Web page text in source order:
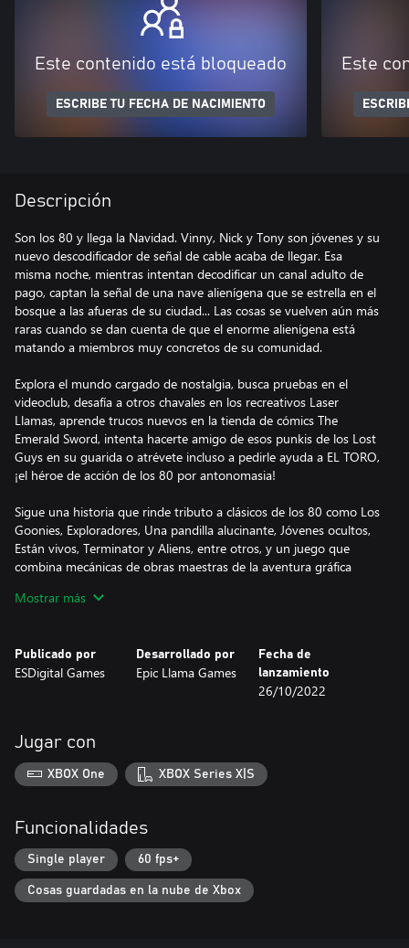
Este contenido está bloqueado
ESCRIBE TU FECHA DE NACIMIENTO
Este
Descripción
Son los 80 y llega la Navidad. Vinny, Nick y Tony son jóvenes y su
nuevo descodificador de señal de cable acaba de llegar. Esa
misma noche, mientras intentan decodificar un canal adulto de
pago, captan la señal de una nave alienígena que se estrella en el
bosque a las afueras de su ciudad... Las cosas se vuelven aún más
raras cuando se dan cuenta de que el enorme alienígena está
matando a miembros muy concretos de su comunidad.
Explora el mundo cargado de nostalgia, busca pruebas en el
videoclub, desafía a otros chavales en los recreativos Laser
Llamas, aprende trucos nuevos en la tienda de cómics The
Emerald Sword, intenta hacerte amigo de esos punkis de los Lost
Guys en su guarida o atrévete incluso a pedirle ayuda a EL TORO,
¡el héroe de acción de los 80 por antonomasia!
Sigue una historia que rinde tributo a clásicos de los 80 como Los
Goonies, Exploradores, Una pandilla alucinante, Jóvenes ocultos,
Están vivos, Terminator y Aliens, entre otros, y un juego que
combina mecánicas de obras maestras de la aventura gráfica
amistad y a la historia al completo, cambiando la manera en que
resuelven los puzles, los lugares que visitan, las respuestas que
Descubre la verdad que se oculta tras la invasión alienígena... más
o menos. ¿Por qué ha venido? ¿Por qué mata a determinada
gente? ¿Cómo pueden pararlo? ¿Conseguirán decodificar el canal
adulto? Las respuestas a estas y otras preguntas están en...
Mostrar más
Publicado por
ESDigital Games
Desarrollado por
Epic Llama Games
Fecha de
lanzamiento
26/10/2022
Jugar con
XBOX One XBOX Series X|S
Funcionalidades
Single player 60 fps+
Cosas guardadas en la nube de Xbox